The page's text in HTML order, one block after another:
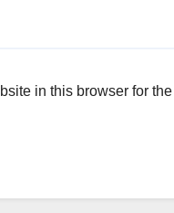
in this browser for